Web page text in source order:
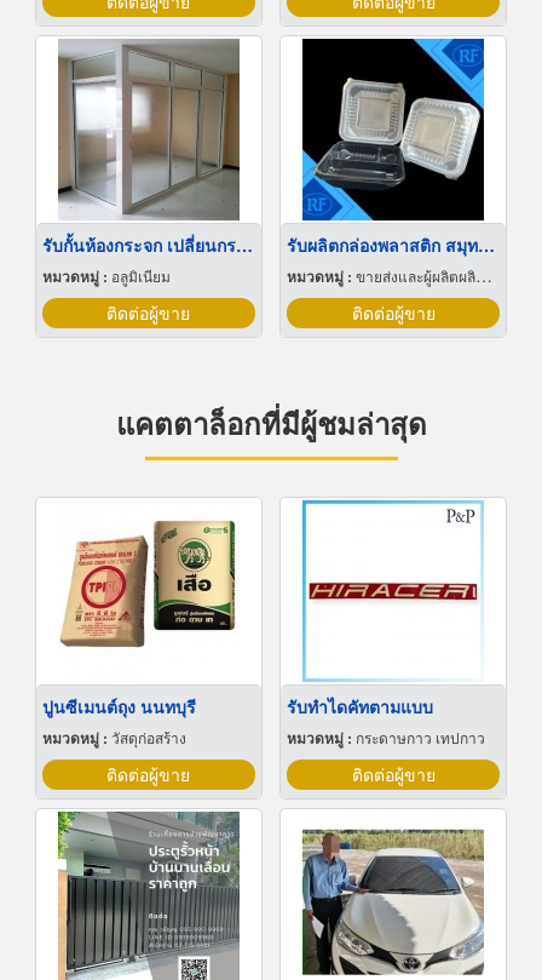
รับกั้นห้องกระจก เปลี่ยนกระจกแตก กรุงเทพ
หมวดหมู่ : อลูมิเนียม
ติดต่อผู้ขาย
รับผลิตกล่องพลาสติก สมุทรสาคร
หมวดหมู่ : ขายส่งและผู้ผลิตผลิตภัณฑ์พิเศษพลาสติก
ติดต่อผู้ขาย
แคตตาล็อกที่มีผู้ชมล่าสุด
ปูนซีเมนต์ถุง นนทบุรี
หมวดหมู่ : วัสดุก่อสร้าง
ติดต่อผู้ขาย
รับทำไดคัทตามแบบ
หมวดหมู่ : กระดาษกาว เทปกาว
ติดต่อผู้ขาย